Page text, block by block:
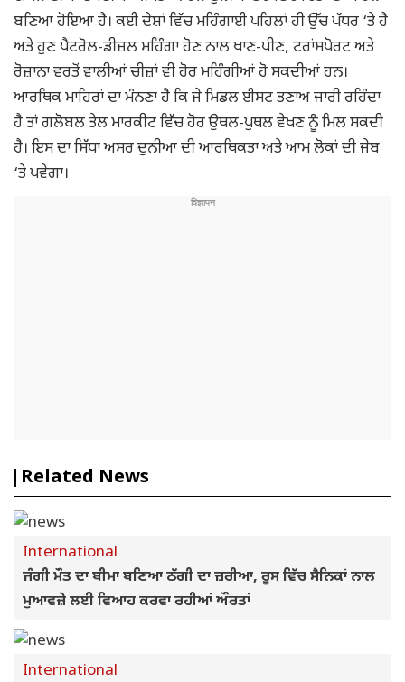
ਬਣਿਆ ਹੋਇਆ ਹੈ। ਕਈ ਦੇਸ਼ਾਂ ਵਿੱਚ ਮਹਿੰਗਾਈ ਪਹਿਲਾਂ ਹੀ ਉੱਚ ਪੱਧਰ ‘ਤੇ ਹੈ
ਅਤੇ ਹੁਣ ਪੈਟਰੋਲ-ਡੀਜ਼ਲ ਮਹਿੰਗਾ ਹੋਣ ਨਾਲ ਖਾਣ-ਪੀਣ, ਟਰਾਂਸਪੋਰਟ ਅਤੇ
ਰੋਜ਼ਾਨਾ ਵਰਤੋਂ ਵਾਲੀਆਂ ਚੀਜ਼ਾਂ ਵੀ ਹੋਰ ਮਹਿੰਗੀਆਂ ਹੋ ਸਕਦੀਆਂ ਹਨ।
ਆਰਥਿਕ ਮਾਹਿਰਾਂ ਦਾ ਮੰਨਣਾ ਹੈ ਕਿ ਜੇ ਮਿਡਲ ਈਸਟ ਤਣਾਅ ਜਾਰੀ ਰਹਿੰਦਾ
ਹੈ ਤਾਂ ਗਲੋਬਲ ਤੇਲ ਮਾਰਕੀਟ ਵਿੱਚ ਹੋਰ ਉਥਲ-ਪੁਥਲ ਵੇਖਣ ਨੂੰ ਮਿਲ ਸਕਦੀ
ਹੈ। ਇਸ ਦਾ ਸਿੱਧਾ ਅਸਰ ਦੁਨੀਆ ਦੀ ਆਰਥਿਕਤਾ ਅਤੇ ਆਮ ਲੋਕਾਂ ਦੀ ਜੇਬ
‘ਤੇ ਪਵੇਗਾ।
Related News
International
ਜੰਗੀ ਮੌਤ ਦਾ ਬੀਮਾ ਬਣਿਆ ਠੱਗੀ ਦਾ ਜ਼ਰੀਆ, ਰੂਸ ਵਿੱਚ ਸੈਨਿਕਾਂ ਨਾਲ
ਮੁਆਵਜ਼ੇ ਲਈ ਵਿਆਹ ਕਰਵਾ ਰਹੀਆਂ ਔਰਤਾਂ
International